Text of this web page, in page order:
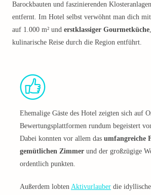
Barockbauten und faszinierenden
entfernt. Im Hotel selbst verwöhnt man dich mit
auf 1.000 m² und erstklassiger Gourmetküche
kulinarische Reise durch die Region entführt.
Ehemalige Gäste des Hotel zeigten sich auf
Bewertungsplattformen rundum begeistert
Dabei konnten vor allem das umfangreiche
gemütlichen Zimmer und der großzügige
ordentlich punkten.
Außerdem lobten Aktivurlauber die